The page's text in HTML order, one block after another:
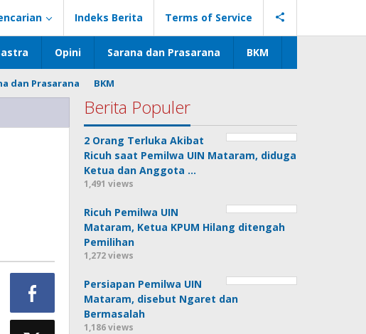
Indeks Berita Terms of Service
Opini Sarana dan Prasarana BKM
dan Prasarana BKM
Berita Populer
2 Orang Terluka Akibat
Ricuh saat Pemilwa UIN Mataram, diduga
Ketua dan Anggota …
1,491 views
Ricuh Pemilwa UIN
Mataram, Ketua KPUM Hilang ditengah
Pemilihan
1,272 views
Persiapan Pemilwa UIN
Mataram, disebut Ngaret dan
Bermasalah
1,186 views